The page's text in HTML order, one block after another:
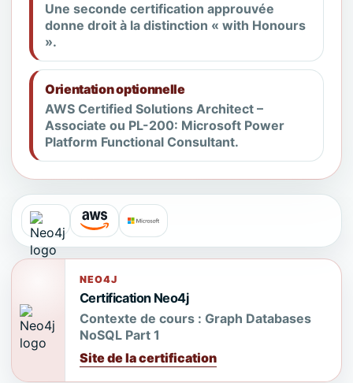
Une seconde certification approuvée
donne droit à la distinction « with Honours
».
Orientation optionnelle
AWS Certified Solutions Architect –
Associate ou PL-200: Microsoft Power
Platform Functional Consultant.
NEO4J
Certification Neo4j
Contexte de cours : Graph Databases
NoSQL Part 1
Site de la certification